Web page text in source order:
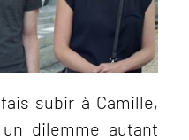
subir à Camille,
dilemme autant